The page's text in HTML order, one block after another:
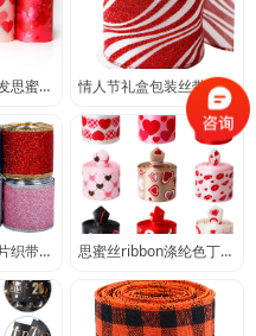
情人节丝带子批发思蜜丝ribbon切边织带印刷love爱心丝带 情人节礼盒包装丝带批发思蜜丝ribbon织带印刷条纹圆点蝴蝶结装饰
思蜜丝ribbon亮片织带情人节铁丝边丝带批发礼盒包装装饰带缎带子 思蜜丝ribbon涤纶色丁织带爱心嘴唇玫瑰花love印刷情人节丝带批发